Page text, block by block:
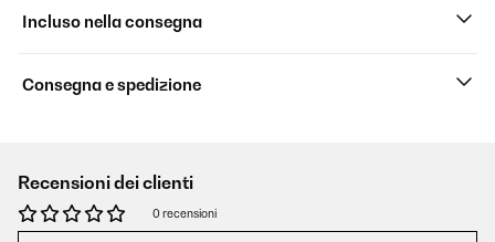
Incluso nella consegna
Consegna e spedizione
Recensioni dei clienti
0 recensioni